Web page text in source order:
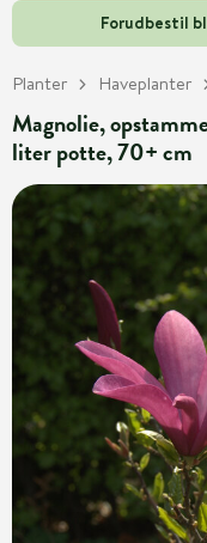
Forudbestil
Planter Haveplanter
Magnolie,
liter potte, 70+ cm